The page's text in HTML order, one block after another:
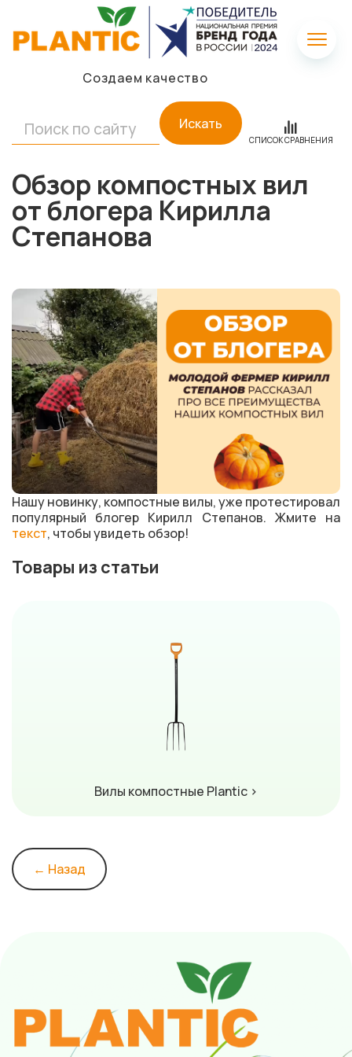
Создаем качество
Искать
СПИСОК СРАВНЕНИЯ
Обзор компостных вил
от блогера Кирилла
Степанова
Нашу новинку, компостные вилы, уже протестировал
популярный блогер Кирилл Степанов. Жмите на
текст, чтобы увидеть обзор!
Товары из статьи
Вилы компостные Plantic ›
← Назад